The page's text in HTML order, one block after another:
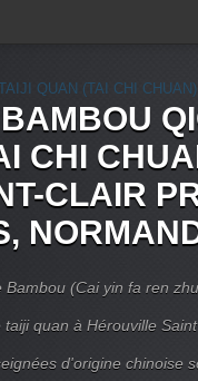
CHI
CLAIR
(Cai yin fa ren
quan à Hérouville
d'origine chinoise